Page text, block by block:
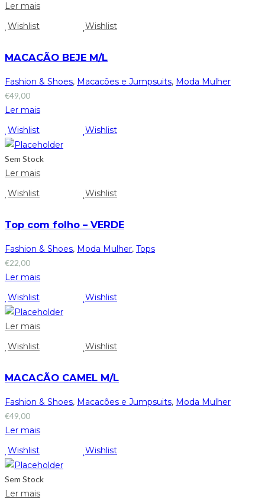
Ler mais
Wishlist
Wishlist
MACACÃO BEJE M/L
Fashion & Shoes, Macacões e Jumpsuits, Moda Mulher
€49,00
Ler mais
Wishlist
Wishlist
Sem Stock
Ler mais
Wishlist
Wishlist
Top com folho – VERDE
Fashion & Shoes, Moda Mulher, Tops
€22,00
Ler mais
Wishlist
Wishlist
Ler mais
Wishlist
Wishlist
MACACÃO CAMEL M/L
Fashion & Shoes, Macacões e Jumpsuits, Moda Mulher
€49,00
Ler mais
Wishlist
Wishlist
Sem Stock
Ler mais